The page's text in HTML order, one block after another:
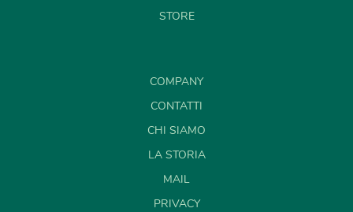
STORE
COMPANY
CONTATTI
CHI SIAMO
LA STORIA
MAIL
PRIVACY